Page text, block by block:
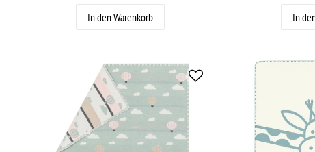
In den Warenkorb In